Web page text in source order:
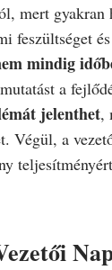
mert
feszültséget
mindig
a
jelenthet,
Végül, a